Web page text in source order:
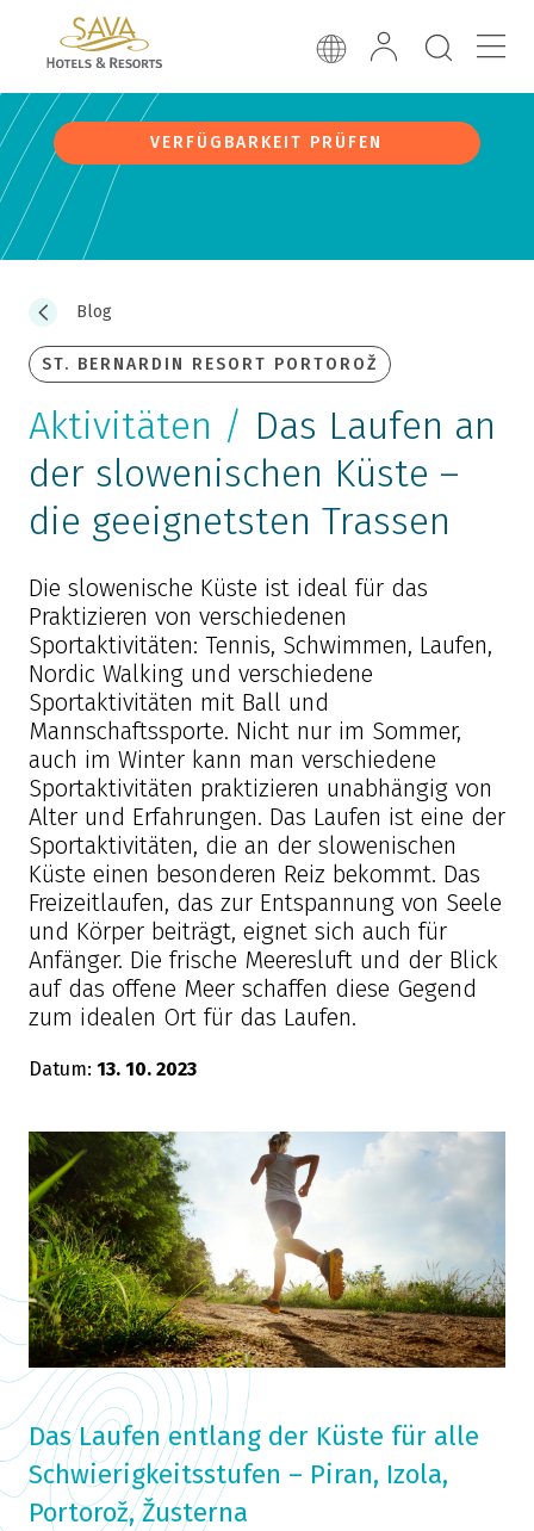
VERFÜGBARKEIT PRÜFEN
Blog
ST. BERNARDIN RESORT PORTOROŽ
Aktivitäten / Das Laufen an
der slowenischen Küste –
die geeignetsten Trassen
Die slowenische Küste ist ideal für das
Praktizieren von verschiedenen
Sportaktivitäten: Tennis, Schwimmen, Laufen,
Nordic Walking und verschiedene
Sportaktivitäten mit Ball und
Mannschaftssporte. Nicht nur im Sommer,
auch im Winter kann man verschiedene
Sportaktivitäten praktizieren unabhängig von
Alter und Erfahrungen. Das Laufen ist eine der
Sportaktivitäten, die an der slowenischen
Küste einen besonderen Reiz bekommt. Das
Freizeitlaufen, das zur Entspannung von Seele
und Körper beiträgt, eignet sich auch für
Anfänger. Die frische Meeresluft und der Blick
auf das offene Meer schaffen diese Gegend
zum idealen Ort für das Laufen.
Datum: 13. 10. 2023
Das Laufen entlang der Küste für alle
Schwierigkeitsstufen – Piran, Izola,
Portorož, Žusterna